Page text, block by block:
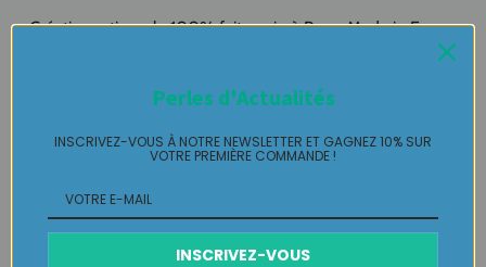
Création artisanale 100% fait-main à Pau - Made in France
jamais porté que par celle qui l'adopte et s'en pare ….
Plaisir de Créer, Désir de Plaire !
Livraison
Perles d'Actualités
INSCRIVEZ-VOUS À NOTRE NEWSLETTER ET GAGNEZ 10% SUR
VOTRE PREMIÈRE COMMANDE !
INSCRIVEZ-VOUS